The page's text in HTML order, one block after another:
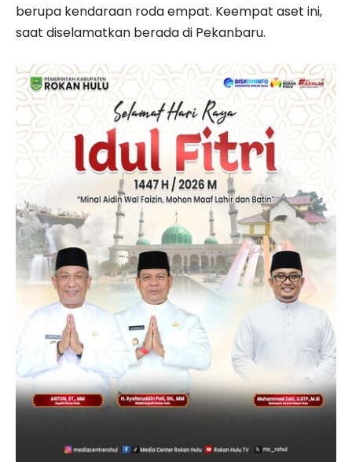
berupa kendaraan roda empat. Keempat aset ini,
saat diselamatkan berada di Pekanbaru.